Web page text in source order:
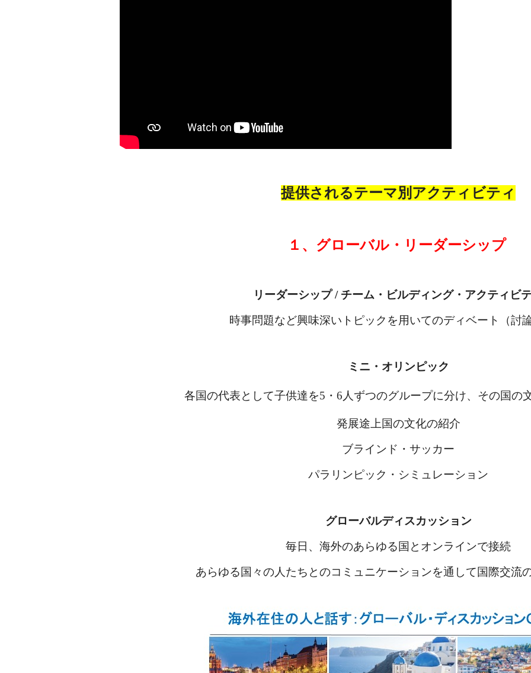
提供されるテーマ別アクティビティ
１、グローバル・リーダーシップ
リーダーシップ / チーム・ビルディング・アクティビ
時事問題など興味深いトピックを用いてのディベート（討
ミニ・オリンピック
各国の代表として子供達を5・6人ずつのグループに分け、その国の
発展途上国の文化の紹介
ブラインド・サッカー
パラリンピック・シミュレーション
グローバルディスカッション
毎日、海外のあらゆる国とオンラインで接続
あらゆる国々の人たちとのコミュニケーションを通して国際交流